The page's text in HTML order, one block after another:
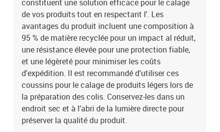
constituent une solution efficace pour le calage
de vos produits tout en respectant l'. Les
avantages du produit incluent une composition à
95 % de matière recyclée pour un impact al réduit,
une résistance élevée pour une protection fiable,
et une légèreté pour minimiser les coûts
d'expédition. Il est recommandé d'utiliser ces
coussins pour le calage de produits légers lors de
la préparation des colis. Conservez-les dans un
endroit sec et à l’abri de la lumière directe pour
préserver la qualité du produit.